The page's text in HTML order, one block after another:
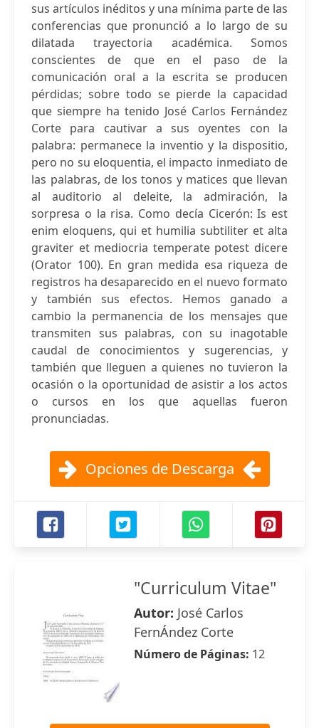
sus artículos inéditos y una mínima parte de las
conferencias que pronunció a lo largo de su
dilatada trayectoria académica. Somos
conscientes de que en el paso de la
comunicación oral a la escrita se producen
pérdidas; sobre todo se pierde la capacidad
que siempre ha tenido José Carlos Fernández
Corte para cautivar a sus oyentes con la
palabra: permanece la inventio y la dispositio,
pero no su eloquentia, el impacto inmediato de
las palabras, de los tonos y matices que llevan
al auditorio al deleite, la admiración, la
sorpresa o la risa. Como decía Cicerón: Is est
enim eloquens, qui et humilia subtiliter et alta
graviter et mediocria temperate potest dicere
(Orator 100). En gran medida esa riqueza de
registros ha desaparecido en el nuevo formato
y también sus efectos. Hemos ganado a
cambio la permanencia de los mensajes que
transmiten sus palabras, con su inagotable
caudal de conocimientos y sugerencias, y
también que lleguen a quienes no tuvieron la
ocasión o la oportunidad de asistir a los actos
o cursos en los que aquellas fueron
pronunciadas.
Opciones de Descarga
"Curriculum Vitae"
Autor: José Carlos
FernÁndez Corte
Número de Páginas: 12